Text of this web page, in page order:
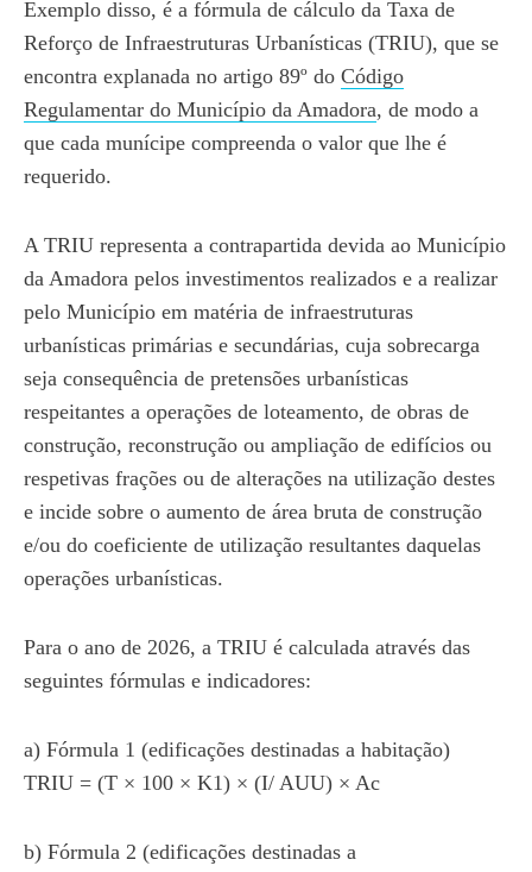
Exemplo disso, é a fórmula de cálculo da Taxa de
Reforço de Infraestruturas Urbanísticas (TRIU), que se
encontra explanada no artigo 89º do Código
Regulamentar do Município da Amadora, de modo a
que cada munícipe compreenda o valor que lhe é
requerido.
A TRIU representa a contrapartida devida ao Município
da Amadora pelos investimentos realizados e a realizar
pelo Município em matéria de infraestruturas
urbanísticas primárias e secundárias, cuja sobrecarga
seja consequência de pretensões urbanísticas
respeitantes a operações de loteamento, de obras de
construção, reconstrução ou ampliação de edifícios ou
respetivas frações ou de alterações na utilização destes
e incide sobre o aumento de área bruta de construção
e/ou do coeficiente de utilização resultantes daquelas
operações urbanísticas.
Para o ano de 2026, a TRIU é calculada através das
seguintes fórmulas e indicadores:
a) Fórmula 1 (edificações destinadas a habitação)
TRIU = (T × 100 × K1) × (I/ AUU) × Ac
b) Fórmula 2 (edificações destinadas a